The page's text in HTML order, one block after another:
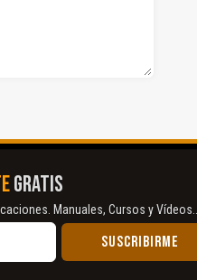
GRATIS
Manuales, Cursos y